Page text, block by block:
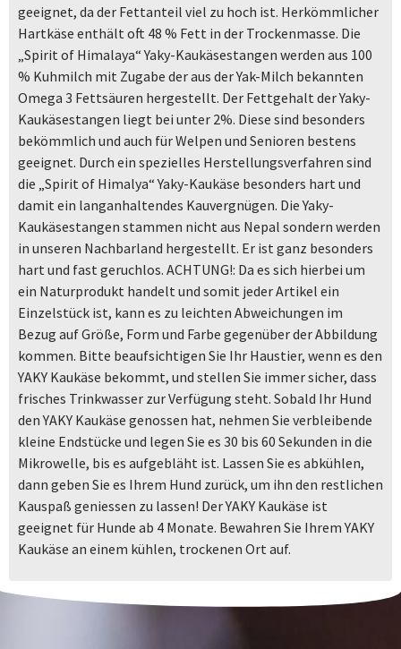
geeignet, da der Fettanteil viel zu hoch ist. Herkömmlicher
Hartkäse enthält oft 48 % Fett in der Trockenmasse. Die
„Spirit of Himalaya“ Yaky-Kaukäsestangen werden aus 100
% Kuhmilch mit Zugabe der aus der Yak-Milch bekannten
Omega 3 Fettsäuren hergestellt. Der Fettgehalt der Yaky-
Kaukäsestangen liegt bei unter 2%. Diese sind besonders
bekömmlich und auch für Welpen und Senioren bestens
geeignet. Durch ein spezielles Herstellungsverfahren sind
die „Spirit of Himalya“ Yaky-Kaukäse besonders hart und
damit ein langanhaltendes Kauvergnügen. Die Yaky-
Kaukäsestangen stammen nicht aus Nepal sondern werden
in unseren Nachbarland hergestellt. Er ist ganz besonders
hart und fast geruchlos. ACHTUNG!: Da es sich hierbei um
ein Naturprodukt handelt und somit jeder Artikel ein
Einzelstück ist, kann es zu leichten Abweichungen im
Bezug auf Größe, Form und Farbe gegenüber der Abbildung
kommen. Bitte beaufsichtigen Sie Ihr Haustier, wenn es den
YAKY Kaukäse bekommt, und stellen Sie immer sicher, dass
frisches Trinkwasser zur Verfügung steht. Sobald Ihr Hund
den YAKY Kaukäse genossen hat, nehmen Sie verbleibende
kleine Endstücke und legen Sie es 30 bis 60 Sekunden in die
Mikrowelle, bis es aufgebläht ist. Lassen Sie es abkühlen,
dann geben Sie es Ihrem Hund zurück, um ihn den restlichen
Kauspaß geniessen zu lassen! Der YAKY Kaukäse ist
geeignet für Hunde ab 4 Monate. Bewahren Sie Ihrem YAKY
Kaukäse an einem kühlen, trockenen Ort auf.